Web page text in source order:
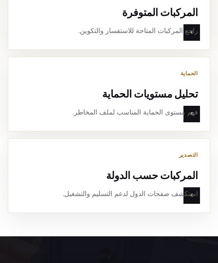
المركبات المتوفرة
راجع المركبات المتاحة للاستفسار والتكوين.
الحماية
تحليل مستويات الحماية
فهم مستوى الحماية المناسب لملف المخاطر.
التصدير
المركبات حسب الدولة
استكشف صفحات الدول لدعم التسليم والتشغيل.